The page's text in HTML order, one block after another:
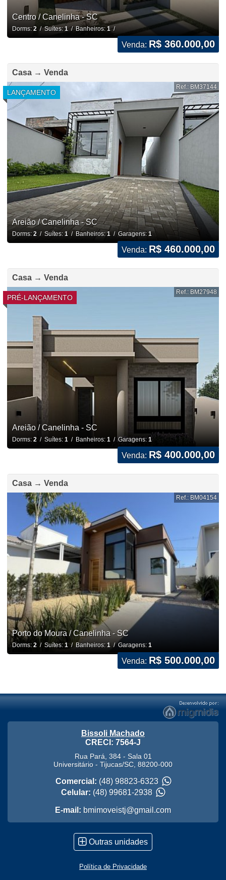
Centro / Canelinha - SC
Dorms: 2/ Suítes:1/ Banheiros: 1/
Venda: R$ 360.000,00
Casa → Venda
LANÇAMENTO
Ref.: BM37144
Areião / Canelinha - SC
Dorms: 2/ Suítes: 1/ Banheiros:1/ Garagens: 1
Venda: R$ 460.000,00
Casa → Venda
PRÉ-LANÇAMENTO
Ref.: BM27948
Areião / Canelinha - SC
Dorms: 2/ Suítes: 1/ Banheiros: 1/ Garagens: 1
Venda: R$ 400.000,00
Casa → Venda
Ref.: BM04154
Porto do Moura / Canelinha - SC
Dorms: 2/ Suítes: 1/ Banheiros: 1 / Garagens: 1
Venda: R$ 500.000,00
Bissoli Machado
CRECI: 7564-J
Rua Pará, 384 - Sala 01
Universitário - Tijucas/SC 88200-000
Comercial: (48) 98823-6323
Celular: (48) 99681-2938
E-mail: bmimoveistj@gmail.com
Outras unidades
Política de Privacidade